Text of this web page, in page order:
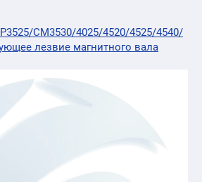
CM3530/4025/4520/4525/4540/
лезвие магнитного вала